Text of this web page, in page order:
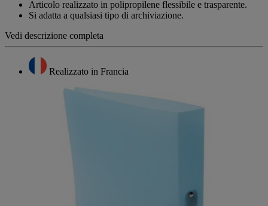
Articolo realizzato in polipropilene flessibile e trasparente.
Si adatta a qualsiasi tipo di archiviazione.
Vedi descrizione completa
Realizzato in Francia